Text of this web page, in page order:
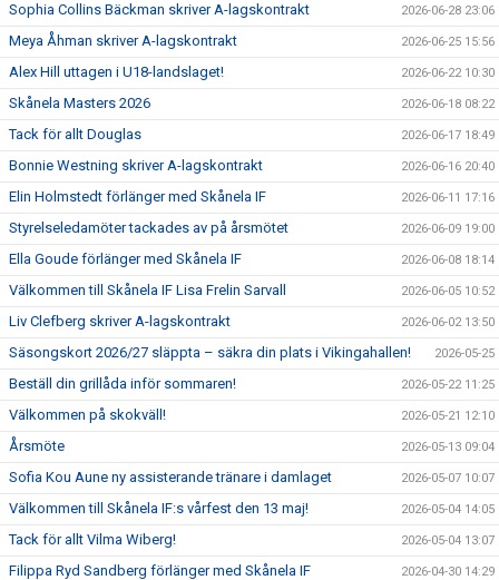
Sophia Collins Bäckman skriver A-lagskontrakt 2026-06-28 23:06
Meya Åhman skriver A-lagskontrakt 2026-06-25 15:56
Alex Hill uttagen i U18-landslaget! 2026-06-22 10:30
Skånela Masters 2026 2026-06-18 08:22
Tack för allt Douglas 2026-06-17 18:49
Bonnie Westning skriver A-lagskontrakt 2026-06-16 20:40
Elin Holmstedt förlänger med Skånela IF 2026-06-11 17:16
Styrelseledamöter tackades av på årsmötet 2026-06-09 19:00
Ella Goude förlänger med Skånela IF 2026-06-08 18:14
Välkommen till Skånela IF Lisa Frelin Sarvall 2026-06-05 10:52
Liv Clefberg skriver A-lagskontrakt 2026-06-02 13:50
Säsongskort 2026/27 släppta – säkra din plats i Vikingahallen! 2026-05-25
Beställ din grillåda inför sommaren! 2026-05-22 11:25
Välkommen på skokväll! 2026-05-21 12:10
Årsmöte 2026-05-13 09:04
Sofia Kou Aune ny assisterande tränare i damlaget 2026-05-07 10:07
Välkommen till Skånela IF:s vårfest den 13 maj! 2026-05-04 14:05
Tack för allt Vilma Wiberg! 2026-05-04 13:07
Filippa Ryd Sandberg förlänger med Skånela IF 2026-04-30 14:29